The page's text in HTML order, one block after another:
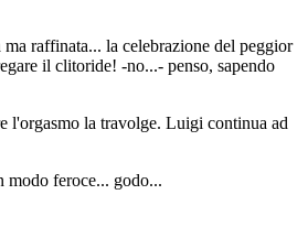
raffinata... la celebrazione del peggior
il clitoride! -no...- penso, sapendo
l'orgasmo la travolge. Luigi continua ad
modo feroce... godo...